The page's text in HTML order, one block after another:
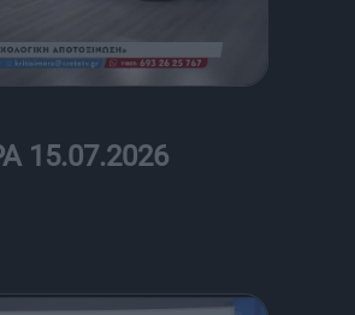
15.07.2026